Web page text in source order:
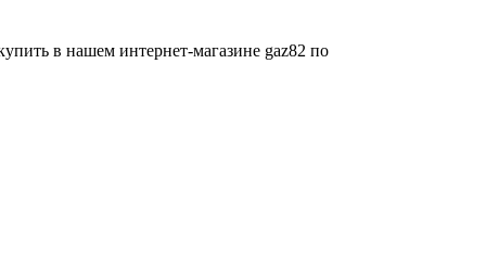
в нашем интернет-магазине gaz82 по